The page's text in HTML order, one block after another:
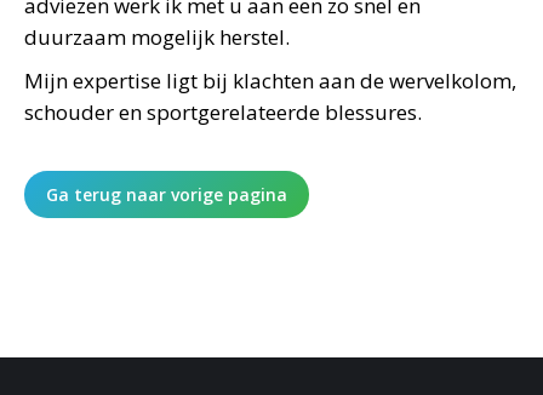
duurzaam mogelijk herstel.
Mijn expertise ligt bij klachten aan de wervelkolom,
schouder en sportgerelateerde blessures.
Ga terug naar vorige pagina